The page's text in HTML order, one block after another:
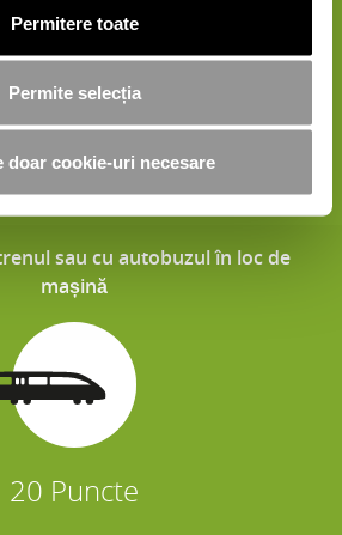
Permitere toate
Permite selecția
doar cookie-uri necesare
20 Puncte
sau cu autobuzul în loc de
mașină
20 Puncte